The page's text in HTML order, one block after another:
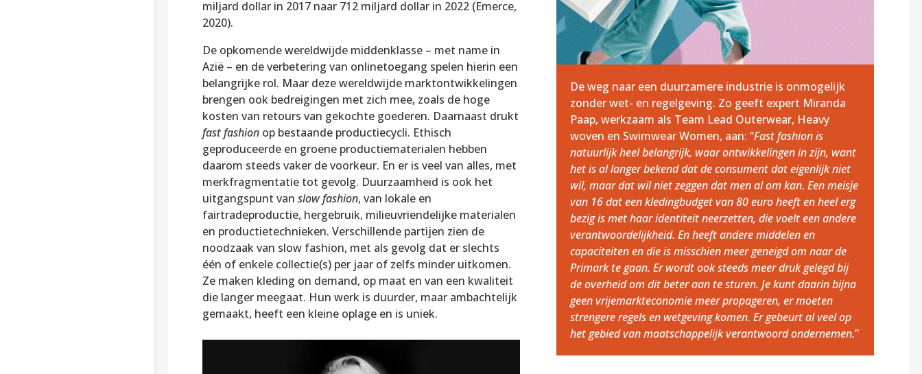
miljard dollar in 2017 naar 712 miljard dollar in 2022 (Emerce,
2020).
De opkomende wereldwijde middenklasse – met name in
Azië – en de verbetering van onlinetoegang spelen hierin een
belangrijke rol. Maar deze wereldwijde marktontwikkelingen
brengen ook bedreigingen met zich mee, zoals de hoge
kosten van retours van gekochte goederen. Daarnaast drukt
fast fashionop bestaande productiecycli. Ethisch
geproduceerde en groene productiematerialen hebben
daarom steeds vaker de voorkeur. En er is veel van alles, met
merkfragmentatie tot gevolg. Duurzaamheid is ook het
uitgangspunt van slow fashion, van lokale en
fairtradeproductie, hergebruik, milieuvriendelijke materialen
en productietechnieken. Verschillende partijen zien de
noodzaak van slow fashion, met als gevolg dat er slechts
één of enkele collectie(s) per jaar of zelfs minder uitkomen.
Ze maken kleding on demand, op maat en van een kwaliteit
die langer meegaat. Hun werk is duurder, maar ambachtelijk
gemaakt, heeft een kleine oplage en is uniek.
De weg naar een duurzamere industrie is onmogelijk
zonder wet- en regelgeving. Zo geeft expert Miranda
Paap, werkzaam als Team Lead Outerwear, Heavy
woven en Swimwear Women, aan: “Fast fashion is
natuurlijk heel belangrijk, waar ontwikkelingen in zijn, want
het is al langer bekend dat de consument dat eigenlijk niet
wil, maar dat wil niet zeggen dat men al om kan. Een meisje
van 16 dat een kledingbudget van 80 euro heeft en heel erg
bezig is met haar identiteit neerzetten, die voelt een andere
verantwoordelijkheid. En heeft andere middelen en
capaciteiten en die is misschien meer geneigd om naar de
Primark te gaan. Er wordt ook steeds meer druk gelegd bij
de overheid om dit beter aan te sturen. Je kunt daarin bijna
geen vrijemarkteconomie meer propageren, er moeten
strengere regels en wetgeving komen. Er gebeurt al veel op
het gebied van maatschappelijk verantwoord ondernemen.”